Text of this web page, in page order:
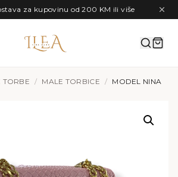
za kupovinu od 200 KM ili više
TORBE / MALE TORBICE / MODEL NINA